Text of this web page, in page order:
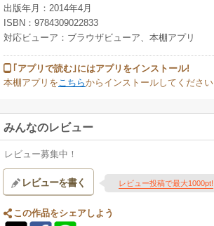
出版年月：2014年4月
ISBN：9784309022833
対応ビューア：ブラウザビューア、本棚アプリ
｢アプリで読む｣にはアプリをインストール!
本棚アプリをこちらからインストールしてください
みんなのレビュー
レビュー募集中！
レビューを書く レビュー投稿で最大1000pt!
この作品をシェアしよう